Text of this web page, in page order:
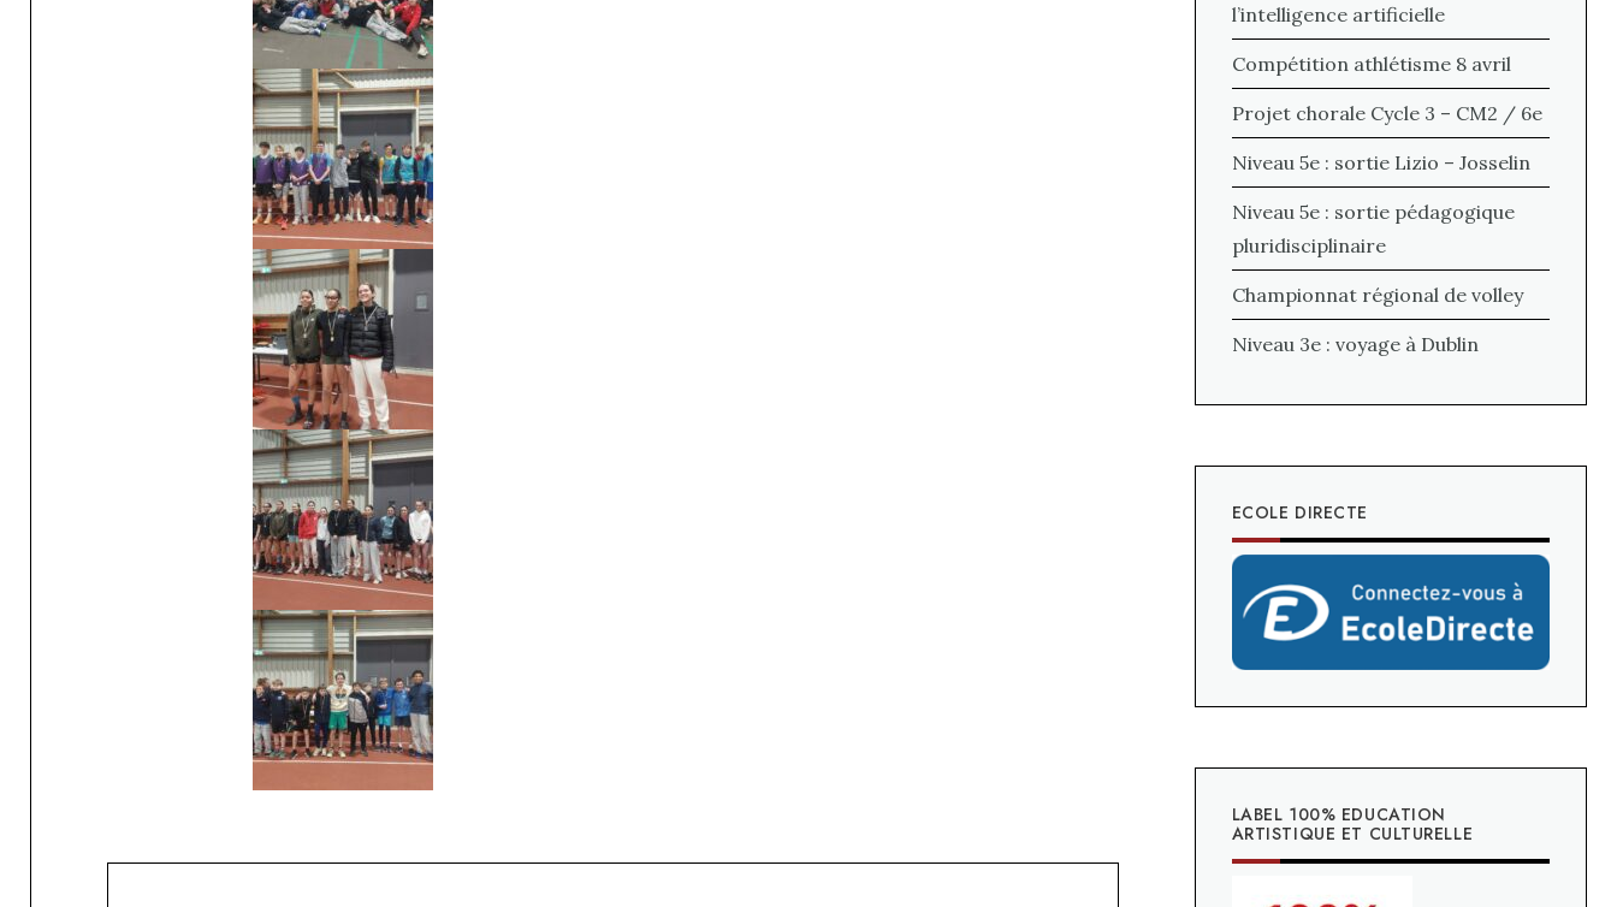
l’intelligence artificielle
Compétition athlétisme 8 avril
Projet chorale Cycle 3 – CM2 / 6e
Niveau 5e : sortie Lizio – Josselin
Niveau 5e : sortie pédagogique
pluridisciplinaire
Championnat régional de volley
Niveau 3e : voyage à Dublin
ECOLE DIRECTE
LABEL 100% EDUCATION
ARTISTIQUE ET CULTURELLE